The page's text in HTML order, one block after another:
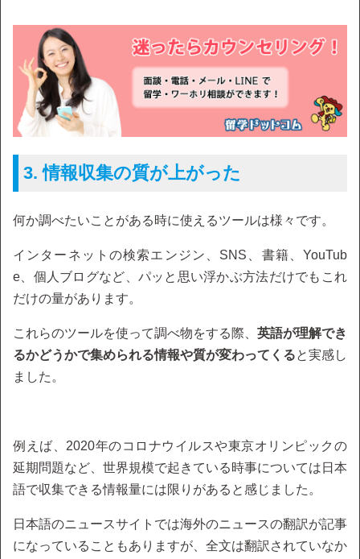
3. 情報収集の質が上がった
何か調べたいことがある時に使えるツールは様々です。
インターネットの検索エンジン、SNS、書籍、YouTub
e、個人ブログなど、パッと思い浮かぶ方法だけでもこれ
だけの量があります。
これらのツールを使って調べ物をする際、 英語が理解でき
るかどうかで集められる情報や質が変わってくると実感し
ました。
例えば、2020年のコロナウイルスや東京オリンピックの
延期問題など、世界規模で起きている時事については日本
語で収集できる情報量には限りがあると感じました。
日本語のニュースサイトでは海外のニュースの翻訳が記事
になっていることもありますが、全文は翻訳されていなか